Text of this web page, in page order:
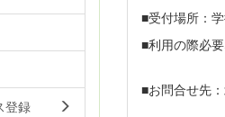
■受付場所：
■利用の
■お問合せ先
Tel
登録